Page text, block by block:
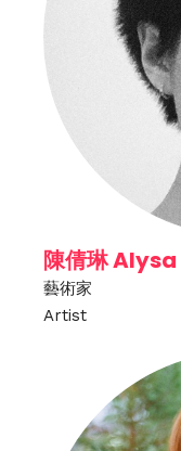
陳倩琳
藝術家
Artist